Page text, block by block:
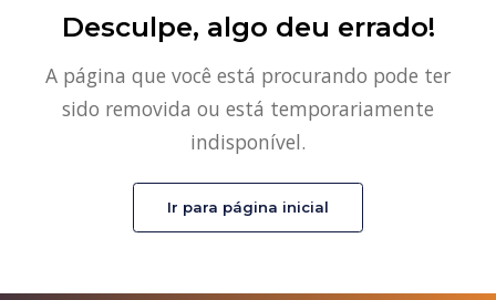
Desculpe, algo deu errado!
A página que você está procurando pode ter
sido removida ou está temporariamente
indisponível.
Ir para página inicial